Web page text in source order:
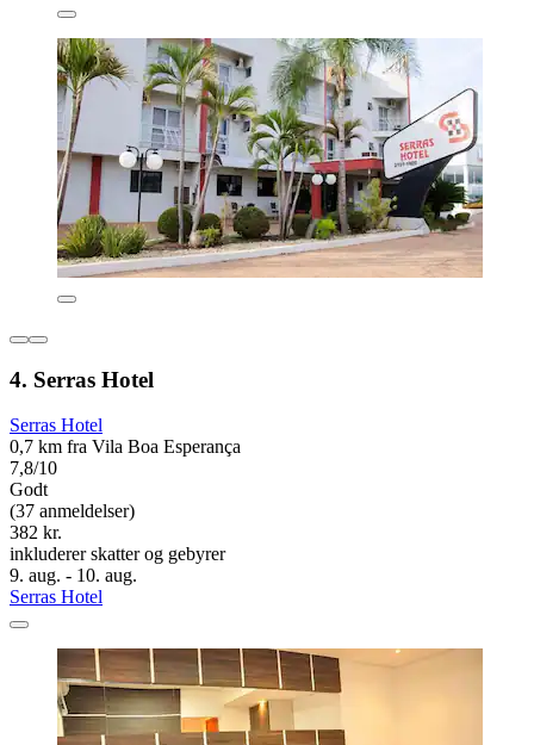
4. Serras Hotel
Serras Hotel
0,7 km fra Vila Boa Esperança
7,8/10
Godt
(37 anmeldelser)
382 kr.
inkluderer skatter og gebyrer
9. aug. - 10. aug.
Serras Hotel